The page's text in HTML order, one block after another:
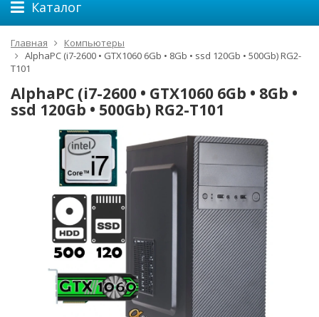
Каталог
Главная
Компьютеры
AlphaPC (i7-2600 • GTX1060 6Gb • 8Gb • ssd 120Gb • 500Gb) RG2-
T101
AlphaPC (i7-2600 • GTX1060 6Gb • 8Gb •
ssd 120Gb • 500Gb) RG2-T101